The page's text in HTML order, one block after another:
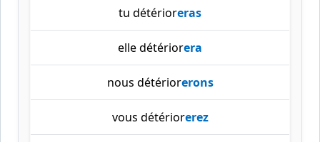
tu détérioreras
elle détériorera
nous détériorerons
vous détériorerez